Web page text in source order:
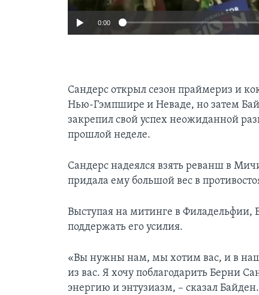
0:00
Сандерс открыл сезон праймериз и
Нью-Гэмпшире и Неваде, но затем
закрепил свой успех неожиданной
прошлой неделе.
Сандерс надеялся взять реванш в
придала ему большой вес в
Выступая на митинге в Филадельфии,
поддержать его усилия.
«Вы нужны нам, мы хотим вас, и в
из вас. Я хочу поблагодарить Берни
энергию и энтузиазм, – сказал